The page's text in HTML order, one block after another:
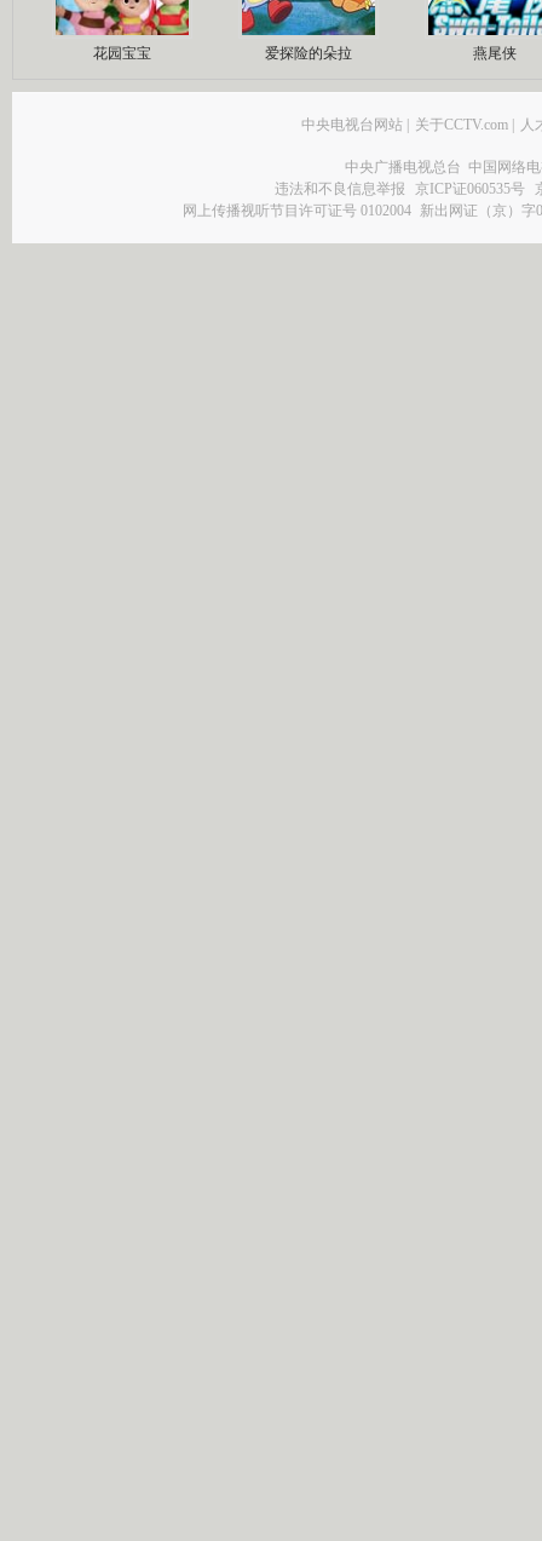
花园宝宝 爱探险的朵拉 燕尾侠
中央电视台网站 | 关于CCTV.com | 人
中央广播电视总台 中国网络
违法和不良信息举报
京ICP证060535号
网上传播视听节目许可证号 0102004 新出网证（京）